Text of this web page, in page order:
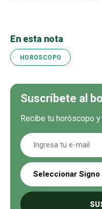
En esta nota
HOROSCOPO
Suscríbete al
Recibe tu horóscopo
Seleccionar Signo